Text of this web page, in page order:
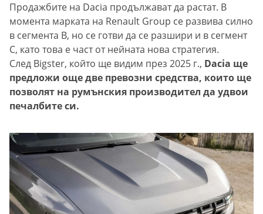
Продажбите на Dacia продължават да растат. В
момента марката на Renault Group се развива силно
в сегмента B, но се готви да се разшири и в сегмент
C, като това е част от нейната нова стратегия.
След Bigster, който ще видим през 2025 г., Dacia ще
предложи още две превозни средства, които ще
позволят на румънския производител да удвои
печалбите си.